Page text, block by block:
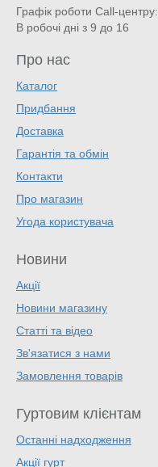
Графік роботи Call-центру:
В робочі дні з 9 до 16
Про нас
Каталог
Придбання
Доставка
Гарантія та обмін
Контакти
Про магазин
Угода користувача
Новини
Акції
Новини магазину
Статті та відео
Зв'язатися з нами
Замовлення товарів
Гуртовим клієнтам
Останні надходження
Акції гурт